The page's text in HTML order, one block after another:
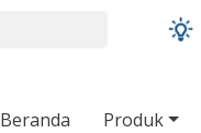
Beranda Produk